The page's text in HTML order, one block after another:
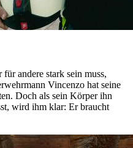
andere stark sein muss,
Vincenzo hat seine
Doch als sein Körper ihn
wird ihm klar: Er braucht